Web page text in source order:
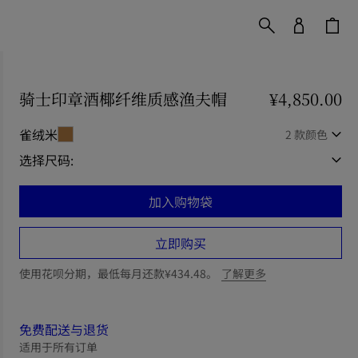
骑士印章酒椰纤维质感渔夫帽 价格 ¥4,850.00
¥4,850.00
雀绒米 2 款颜色
选择尺码:
加入购物袋
立即购买
使用花呗分期，最低每月还款¥434.48。 了解更多
免费配送与退货
适用于所有订单